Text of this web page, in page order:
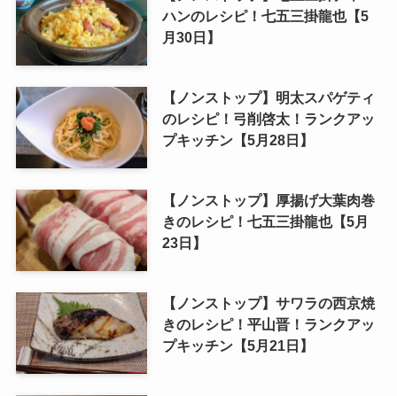
ハンのレシピ！七五三掛龍也【5
月30日】
【ノンストップ】明太スパゲティ
のレシピ！弓削啓太！ランクアッ
プキッチン【5月28日】
【ノンストップ】厚揚げ大葉肉巻
きのレシピ！七五三掛龍也【5月
23日】
【ノンストップ】サワラの西京焼
きのレシピ！平山晋！ランクアッ
プキッチン【5月21日】